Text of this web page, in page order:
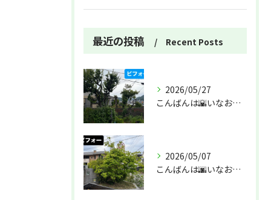
最近の投稿 Recent Posts
2026/05/27
こんばんは🌇いなお造園です❗️
2026/05/07
こんばんは🌆いなお造園です❗️